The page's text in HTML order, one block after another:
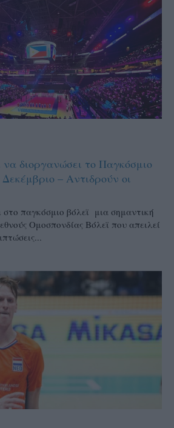
διοργανώσει το Παγκόσμιο
– Αντιδρούν οι
στο παγκόσμιο βόλεϊ μια σημαντική
Ομοσπονδίας Βόλεϊ που απειλεί